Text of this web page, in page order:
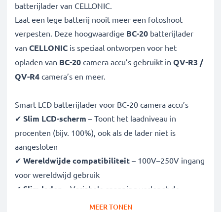
batterijlader van CELLONIC.
Laat een lege batterij nooit meer een fotoshoot
verpesten. Deze hoogwaardige BC-20 batterijlader
van CELLONIC is speciaal ontworpen voor het
opladen van BC-20 camera accu’s gebruikt in QV-R3 /
QV-R4 camera’s en meer.
Smart LCD batterijlader voor BC-20 camera accu’s
✔ Slim LCD-scherm – Toont het laadniveau in
procenten (bijv. 100%), ook als de lader niet is
aangesloten
✔ Wereldwijde compatibiliteit – 100V–250V ingang
voor wereldwijd gebruik
✔ Slim laden – Variabele spanning verlengt de
levensduur van de batterijMEER TONEN